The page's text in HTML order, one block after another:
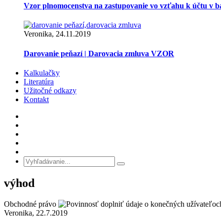
Vzor plnomocenstva na zastupovanie vo vzťahu k účtu v
Veronika, 24.11.2019
Darovanie peňazí | Darovacia zmluva VZOR
Kalkulačky
Literatúra
Užitočné odkazy
Kontakt
výhod
Obchodné právo
Veronika, 22.7.2019